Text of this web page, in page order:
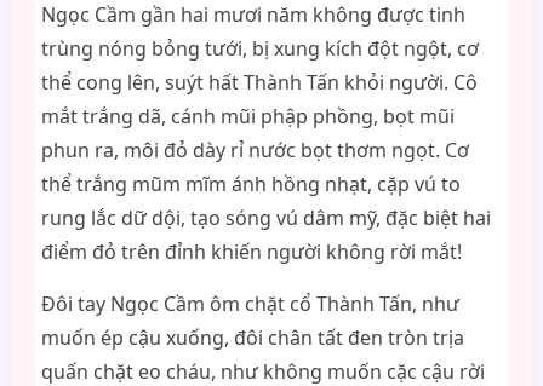
Ngọc Cầm gần hai mươi năm không được tinh
trùng nóng bỏng tưới, bị xung kích đột ngột, cơ
thể cong lên, suýt hất Thành Tấn khỏi người. Cô
mắt trắng dã, cánh mũi phập phồng, bọt mũi
phun ra, môi đỏ dày rỉ nước bọt thơm ngọt. Cơ
thể trắng mũm mĩm ánh hồng nhạt, cặp vú to
rung lắc dữ dội, tạo sóng vú dâm mỹ, đặc biệt hai
điểm đỏ trên đỉnh khiến người không rời mắt!
Đôi tay Ngọc Cầm ôm chặt cổ Thành Tấn, như
muốn ép cậu xuống, đôi chân tất đen tròn trịa
quấn chặt eo cháu, như không muốn cặc cậu rời